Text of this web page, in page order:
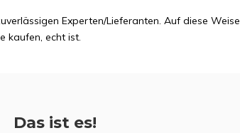
Experten/Lieferanten. Auf diese Weise
kaufen, echt ist.
Das ist es!